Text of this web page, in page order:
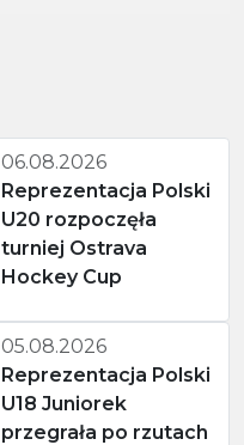
06.08.2026
Reprezentacja Polski
U20 rozpoczęła
turniej Ostrava
Hockey Cup
05.08.2026
Reprezentacja Polski
U18 Juniorek
przegrała po rzutach